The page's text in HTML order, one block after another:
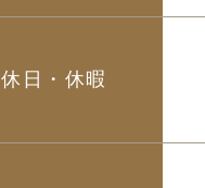
休日・休暇